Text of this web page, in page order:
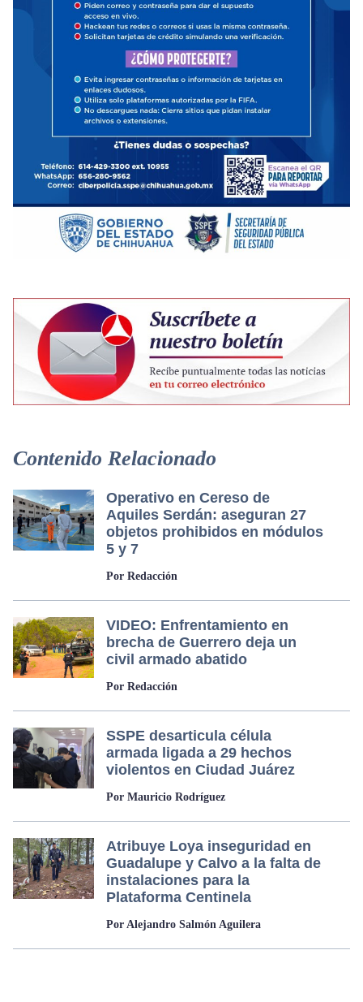
Contenido Relacionado
Operativo en Cereso de
Aquiles Serdán: aseguran 27
objetos prohibidos en módulos
5 y 7
Por Redacción
VIDEO: Enfrentamiento en
brecha de Guerrero deja un
civil armado abatido
Por Redacción
SSPE desarticula célula
armada ligada a 29 hechos
violentos en Ciudad Juárez
Por Mauricio Rodríguez
Atribuye Loya inseguridad en
Guadalupe y Calvo a la falta de
instalaciones para la
Plataforma Centinela
Por Alejandro Salmón Aguilera